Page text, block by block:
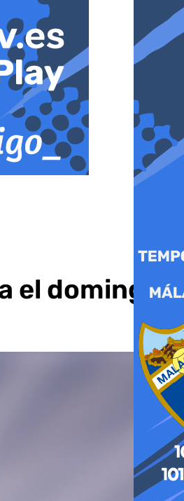
el domingo